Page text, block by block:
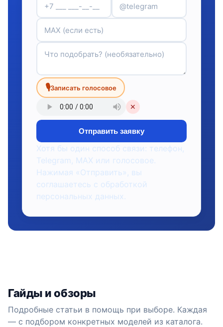
🎙Записать голосовое
✕
Отправить заявку
Хотя бы один способ связи: телефон,
Telegram, MAX или голосовое.
Нажимая «Отправить», вы
соглашаетесь с обработкой
персональных данных.
Гайды и обзоры
Подробные статьи в помощь при выборе. Каждая
— с подбором конкретных моделей из каталога.